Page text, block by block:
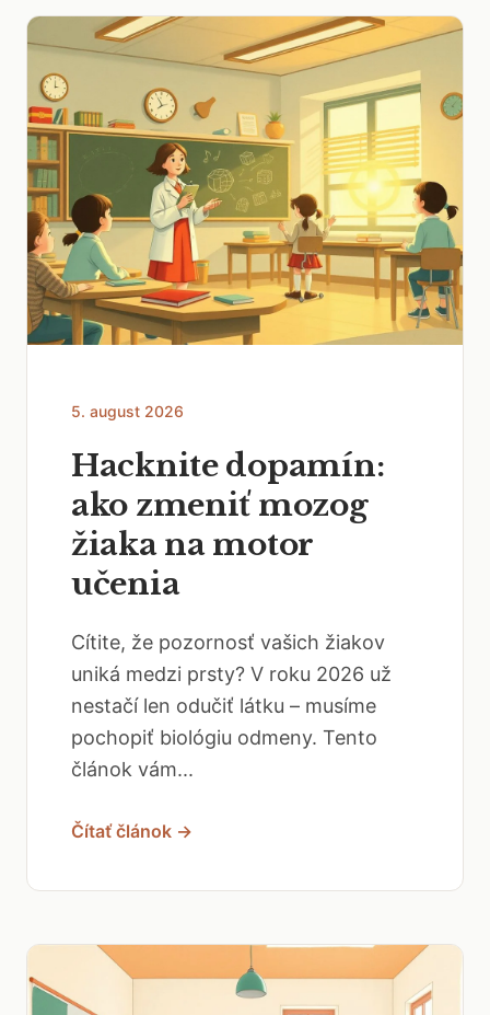
5. august 2026
Hacknite dopamín:
ako zmeniť mozog
žiaka na motor
učenia
Cítite, že pozornosť vašich žiakov
uniká medzi prsty? V roku 2026 už
nestačí len odučiť látku – musíme
pochopiť biológiu odmeny. Tento
článok vám...
Čítať článok →